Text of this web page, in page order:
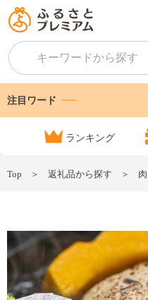
注目ワード
ランキング
Top 返礼品から探す 肉